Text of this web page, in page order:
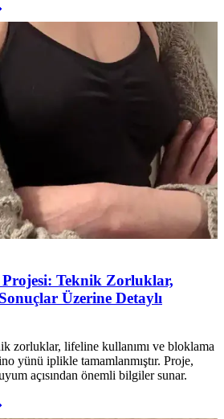
Teknik Zorluklar,
Üzerine Detaylı
zorluklar, lifeline kullanımı ve bloklama
yünü iplikle tamamlanmıştır. Proje,
açısından önemli bilgiler sunar.